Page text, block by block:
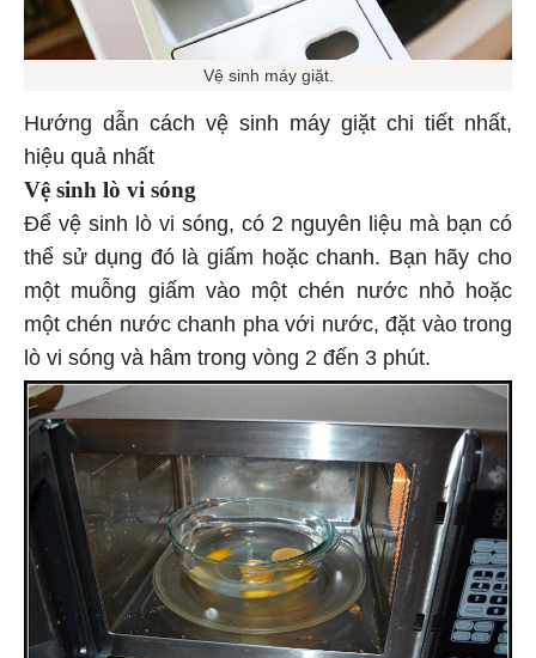
Vệ sinh máy giặt.
Hướng dẫn cách vệ sinh máy giặt chi tiết nhất,
hiệu quả nhất
Vệ sinh lò vi sóng
Để vệ sinh lò vi sóng, có 2 nguyên liệu mà bạn có
thể sử dụng đó là giấm hoặc chanh. Bạn hãy cho
một muỗng giấm vào một chén nước nhỏ hoặc
một chén nước chanh pha với nước, đặt vào trong
lò vi sóng và hâm trong vòng 2 đến 3 phút.